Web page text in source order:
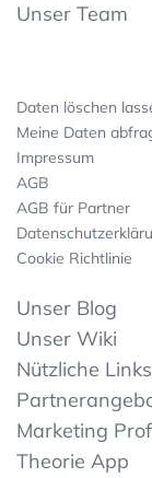
Unser Team
Daten löschen
Meine Daten
Impressum
AGB
AGB für Partner
Cookie Richtlinie
Unser Blog
Unser Wiki
Nützliche Links
Marketing
Theorie App